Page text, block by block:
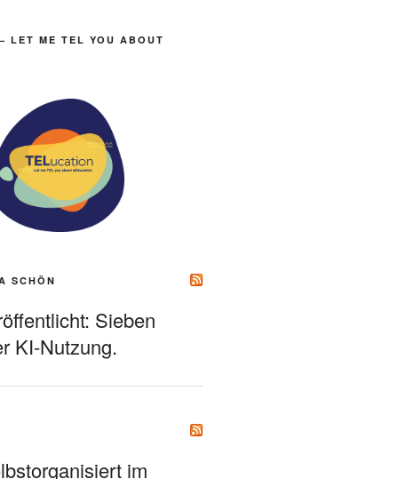
LET ME TEL YOU ABOUT
SCHÖN
Sieben
KI-Nutzung.
im